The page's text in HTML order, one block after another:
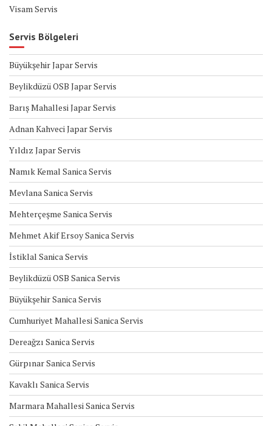
Visam Servis
Servis Bölgeleri
Büyükşehir Japar Servis
Beylikdüzü OSB Japar Servis
Barış Mahallesi Japar Servis
Adnan Kahveci Japar Servis
Yıldız Japar Servis
Namık Kemal Sanica Servis
Mevlana Sanica Servis
Mehterçeşme Sanica Servis
Mehmet Akif Ersoy Sanica Servis
İstiklal Sanica Servis
Beylikdüzü OSB Sanica Servis
Büyükşehir Sanica Servis
Cumhuriyet Mahallesi Sanica Servis
Dereağzı Sanica Servis
Gürpınar Sanica Servis
Kavaklı Sanica Servis
Marmara Mahallesi Sanica Servis